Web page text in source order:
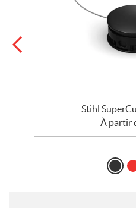
Stihl
À partir